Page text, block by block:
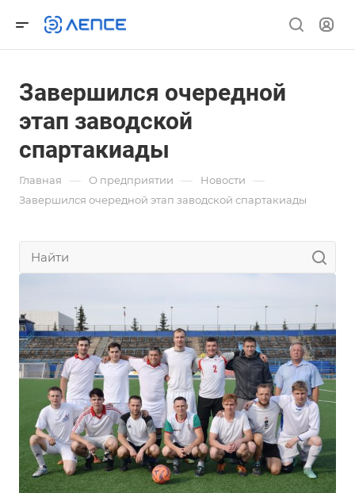
Завершился очередной
этап заводской
спартакиады
Главная — О предприятии — Новости —
Завершился очередной этап заводской спартакиады